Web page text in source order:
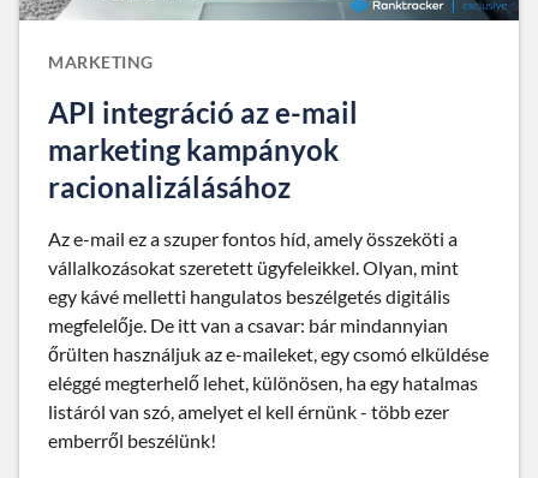
MARKETING
API integráció az e-mail
marketing kampányok
racionalizálásához
Az e-mail ez a szuper fontos híd, amely összeköti a
vállalkozásokat szeretett ügyfeleikkel. Olyan, mint
egy kávé melletti hangulatos beszélgetés digitális
megfelelője. De itt van a csavar: bár mindannyian
őrülten használjuk az e-maileket, egy csomó elküldése
eléggé megterhelő lehet, különösen, ha egy hatalmas
listáról van szó, amelyet el kell érnünk - több ezer
emberről beszélünk!